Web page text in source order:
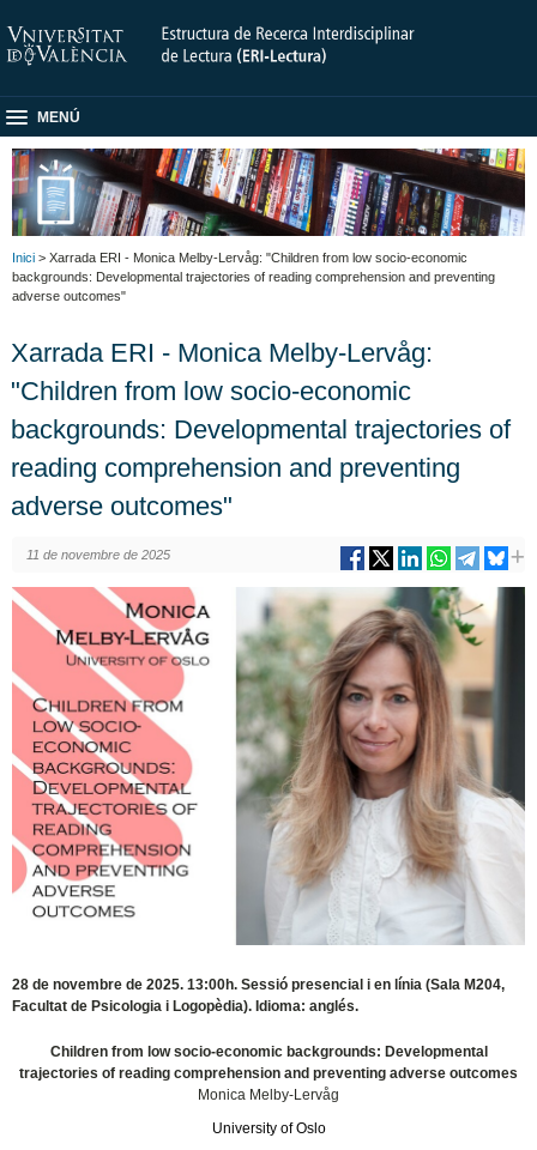
MENÚ
Inici > Xarrada ERI - Monica Melby-Lervåg: "Children from low socio-economic
backgrounds: Developmental trajectories of reading comprehension and preventing
adverse outcomes"
Xarrada ERI - Monica Melby-Lervåg:
"Children from low socio-economic
backgrounds: Developmental trajectories of
reading comprehension and preventing
adverse outcomes"
11 de novembre de 2025
28 de novembre de 2025. 13:00h. Sessió presencial i en línia (Sala M204,
Facultat de Psicologia i Logopèdia). Idioma: anglés.
Children from low socio-economic backgrounds: Developmental
trajectories of reading comprehension and preventing adverse outcomes
Monica Melby-Lervåg
University of Oslo